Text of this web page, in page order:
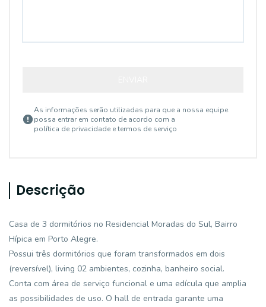
As informações serão utilizadas para que a nossa equipe
possa entrar em contato de acordo com a
política de privacidade e termos de serviço
Descrição
Casa de 3 dormitórios no Residencial Moradas do Sul, Bairro
Hípica em Porto Alegre.
Possui três dormitórios que foram transformados em dois
(reversível), living 02 ambientes, cozinha, banheiro social.
Conta com área de serviço funcional e uma edícula que amplia
as possibilidades de uso. O hall de entrada garante uma